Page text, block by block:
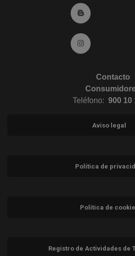
Ir al Blog (abre
Ir a Instagram
Contacto
Teléfono: 900 10
Aviso legal
Política de
Política de
Registro de Actividades de